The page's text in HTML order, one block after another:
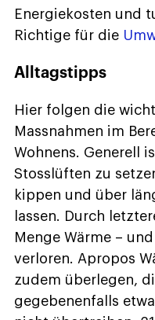
Energiekosten und
Richtige für die
Alltagstipps
Hier folgen die
Massnahmen im
Wohnens. Generell
Stosslüften zu
kippen und über
lassen. Durch
Menge Wärme –
verloren. Apropos
zudem überlegen,
gegebenenfalls